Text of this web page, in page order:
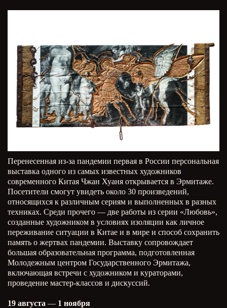
Перенесенная из-за пандемии первая в России персональная
выставка одного из самых известных художников
современного Китая Чжан Хуаня открывается в Эрмитаже.
Посетители смогут увидеть около 30 произведений,
относящихся к различным сериям и выполненных в разных
техниках. Среди прочего — две работы из серии «Любовь»,
созданные художником в условиях изоляции как личное
переживание ситуации в Китае и в мире и способ сохранить
память о жертвах пандемии. Выставку сопровождает
большая образовательная программа, подготовленная
Молодежным центром Государственного Эрмитажа,
включающая встречи с художником и кураторами,
проведение мастер-классов и дискуссий.
19 августа — 1 ноября